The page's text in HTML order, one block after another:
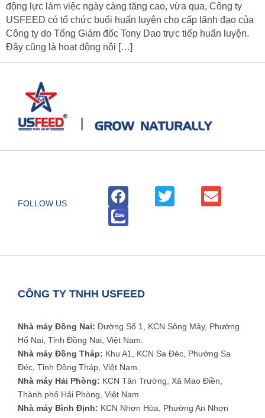
động lực làm việc ngày càng tăng cao, vừa qua, Công ty
USFEED có tổ chức buổi huấn luyện cho cấp lãnh đạo của
Công ty do Tổng Giám đốc Tony Dao trực tiếp huấn luyện.
Đây cũng là hoạt động nội […]
FOLLOW US
CÔNG TY TNHH USFEED
Nhà máy Đồng Nai: Đường Số 1, KCN Sông Mây, Phường
Hố Nai, Tỉnh Đồng Nai, Việt Nam.
Nhà máy Đồng Tháp: Khu A1, KCN Sa Đéc, Phường Sa
Đéc, Tỉnh Đồng Tháp, Việt Nam.
Nhà máy Hải Phòng: KCN Tân Trường, Xã Mao Điền,
Thành phố Hải Phòng, Việt Nam.
Nhà máy Bình Định: KCN Nhơn Hòa, Phường An Nhơn